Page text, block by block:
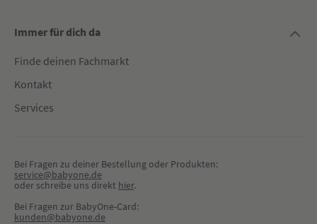
Immer für dich da
Finde deinen Fachmarkt
Kontakt
Services
Bei Fragen zu deiner Bestellung oder Produkten:
service@babyone.de
oder schreibe uns direkt hier.
Bei Fragen zur BabyOne-Card:
kunden@babyone.de